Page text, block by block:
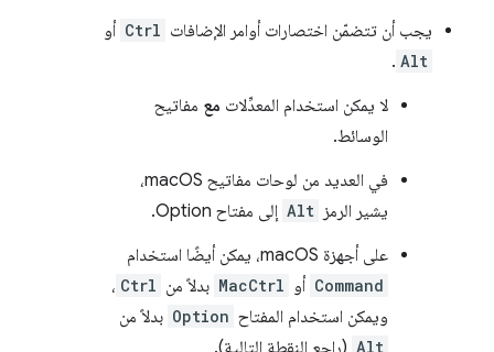
يجب أن تتضمّن اختصارات أوامر الإضافات Ctrl أو
Alt
.
لا يمكن استخدام المعدِّلات مع مفاتيح
الوسائط.
في العديد من لوحات مفاتيح macOS،
يشير الرمز Alt إلى مفتاح Option.
على أجهزة macOS، يمكن أيضًا استخدام
Command أو MacCtrl بدلاً من Ctrl ،
ويمكن استخدام المفتاح Option بدلاً من
Alt (راجِع النقطة التالية).